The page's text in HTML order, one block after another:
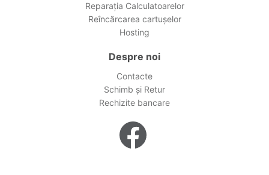
Reparația Calculatoarelor
Reîncărcarea cartușelor
Hosting
Despre noi
Contacte
Schimb și Retur
Rechizite bancare